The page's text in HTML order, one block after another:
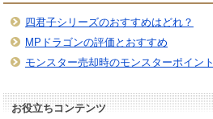
四君子シリーズのおすすめはどれ？
MPドラゴンの評価とおすすめ
モンスター売却時のモンスターポイント
お役立ちコンテンツ